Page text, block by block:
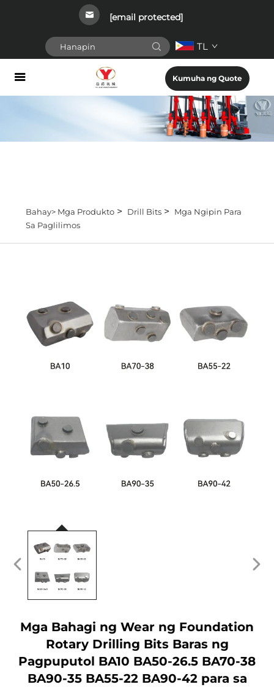
[email protected]
TL
Kumuha ng Quote
Bahay> Mga Produkto> Drill Bits>
Mga Ngipin Para
Sa Paglilimos
Mga Bahagi ng Wear ng Foundation
Rotary Drilling Bits Baras ng
Pagpuputol BA10 BA50-26.5 BA70-38
BA90-35 BA55-22 BA90-42 para sa